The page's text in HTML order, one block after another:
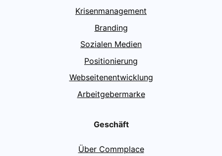
Krisenmanagement
Branding
Sozialen Medien
Positionierung
Webseitenentwicklung
Arbeitgebermarke
Geschäft
Über Commplace